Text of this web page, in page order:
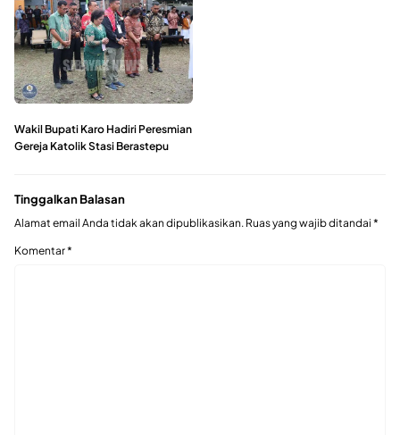
Wakil Bupati Karo Hadiri Peresmian
Gereja Katolik Stasi Berastepu
Tinggalkan Balasan
Alamat email Anda tidak akan dipublikasikan. Ruas yang wajib ditandai *
Komentar*